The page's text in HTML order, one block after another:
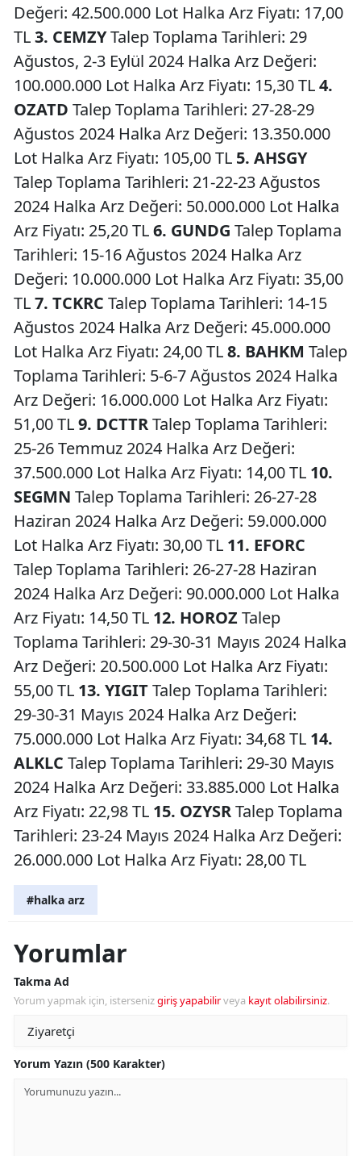
Değeri: 42.500.000 Lot Halka Arz Fiyatı: 17,00
TL3. CEMZYTalep Toplama Tarihleri: 29
Ağustos, 2-3 Eylül 2024 Halka Arz Değeri:
100.000.000 Lot Halka Arz Fiyatı: 15,30 TL4.
OZATD Talep Toplama Tarihleri: 27-28-29
Ağustos 2024 Halka Arz Değeri: 13.350.000
Lot Halka Arz Fiyatı: 105,00 TL 5. AHSGY
Talep Toplama Tarihleri: 21-22-23 Ağustos
2024 Halka Arz Değeri: 50.000.000 Lot Halka
Arz Fiyatı: 25,20 TL6. GUNDG Talep Toplama
Tarihleri: 15-16 Ağustos 2024 Halka Arz
Değeri: 10.000.000 Lot Halka Arz Fiyatı: 35,00
TL7. TCKRC Talep Toplama Tarihleri: 14-15
Ağustos 2024 Halka Arz Değeri: 45.000.000
Lot Halka Arz Fiyatı: 24,00 TL8. BAHKM Talep
Toplama Tarihleri: 5-6-7 Ağustos 2024 Halka
Arz Değeri: 16.000.000 Lot Halka Arz Fiyatı:
51,00 TL9. DCTTRTalep Toplama Tarihleri:
25-26 Temmuz 2024 Halka Arz Değeri:
37.500.000 Lot Halka Arz Fiyatı: 14,00 TL 10.
SEGMN Talep Toplama Tarihleri: 26-27-28
Haziran 2024 Halka Arz Değeri: 59.000.000
Lot Halka Arz Fiyatı: 30,00 TL 11. EFORC
Talep Toplama Tarihleri: 26-27-28 Haziran
2024 Halka Arz Değeri: 90.000.000 Lot Halka
Arz Fiyatı: 14,50 TL 12. HOROZ Talep
Toplama Tarihleri: 29-30-31 Mayıs 2024 Halka
Arz Değeri: 20.500.000 Lot Halka Arz Fiyatı:
55,00 TL 13. YIGITTalep Toplama Tarihleri:
29-30-31 Mayıs 2024 Halka Arz Değeri:
75.000.000 Lot Halka Arz Fiyatı: 34,68 TL 14.
ALKLC Talep Toplama Tarihleri: 29-30 Mayıs
2024 Halka Arz Değeri: 33.885.000 Lot Halka
Arz Fiyatı: 22,98 TL 15. OZYSRTalep Toplama
Tarihleri: 23-24 Mayıs 2024 Halka Arz Değeri:
26.000.000 Lot Halka Arz Fiyatı: 28,00 TL
#halka arz
Yorumlar
Takma Ad
Yorum yapmak için, istersenizgiriş yapabilirveya kayıt olabilirsiniz.
Yorum Yazın (500 Karakter)